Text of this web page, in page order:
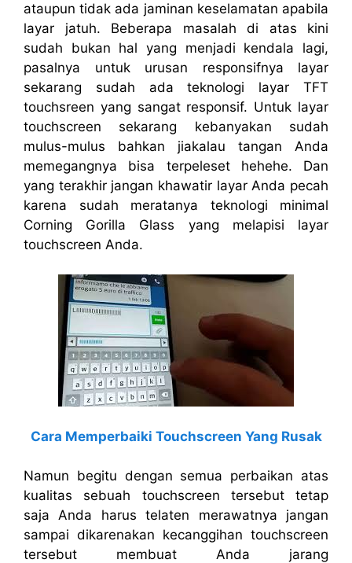
ataupun tidak ada jaminan keselamatan apabila
layar jatuh. Beberapa masalah di atas kini
sudah bukan hal yang menjadi kendala lagi,
pasalnya untuk urusan responsifnya layar
sekarang sudah ada teknologi layar TFT
touchsreen yang sangat responsif. Untuk layar
touchscreen sekarang kebanyakan sudah
mulus-mulus bahkan jiakalau tangan Anda
memegangnya bisa terpeleset hehehe. Dan
yang terakhir jangan khawatir layar Anda pecah
karena sudah meratanya teknologi minimal
Corning Gorilla Glass yang melapisi layar
touchscreen Anda.
Cara Memperbaiki Touchscreen Yang Rusak
Namun begitu dengan semua perbaikan atas
kualitas sebuah touchscreen tersebut tetap
saja Anda harus telaten merawatnya jangan
sampai dikarenakan kecanggihan touchscreen
tersebut membuat Anda jarang